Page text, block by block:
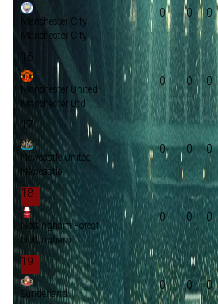
Manchester City
Manchester City
0 0 0
16
Manchester United
Manchester Utd
0 0 0
17
Newcastle United
Newcastle
0 0 0
18
Nottingham Forest
Nottingham
0 0 0
19
Sunderland
0 0 0